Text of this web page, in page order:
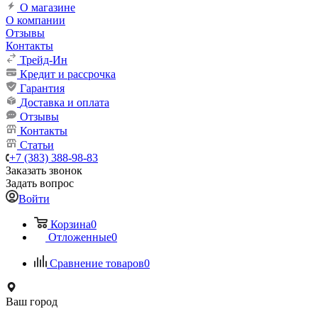
О магазине
О компании
Отзывы
Контакты
Трейд-Ин
Кредит и рассрочка
Гарантия
Доставка и оплата
Отзывы
Контакты
Статьи
+7 (383) 388-98-83
Заказать звонок
Задать вопрос
Войти
Корзина0
Отложенные0
Сравнение товаров0
Ваш город